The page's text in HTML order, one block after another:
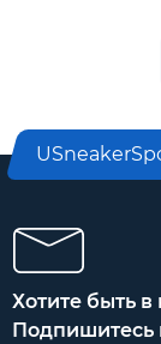
Хотите быть в
Подпишитесь